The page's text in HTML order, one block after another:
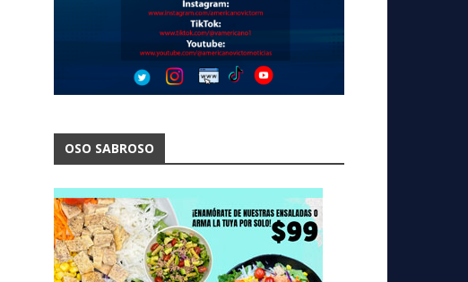
OSO SABROSO